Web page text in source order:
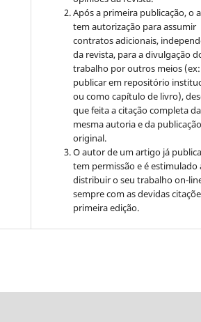
Após a primeira publicação, o
tem autorização para assumir
contratos adicionais,
da revista, para a divulgação
trabalho por outros meios (ex:
publicar em repositório
ou como capítulo de livro),
que feita a citação completa da
mesma autoria e da publicação
original.
O autor de um artigo já
tem permissão e é estimulado
distribuir o seu trabalho on-
sempre com as devidas
primeira edição.